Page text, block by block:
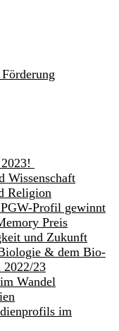
Wissenschaft
Religion
Profil gewinnt
Preis
und Zukunft
& dem Bio-
23
Wandel
im